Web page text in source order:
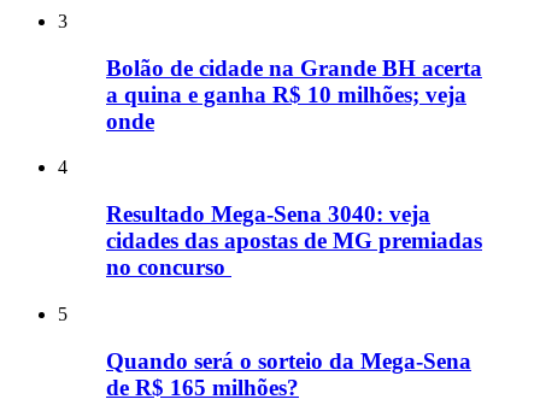
3
Bolão de cidade na Grande BH acerta
a quina e ganha R$ 10 milhões; veja
onde
4
Resultado Mega-Sena 3040: veja
cidades das apostas de MG premiadas
no concurso
5
Quando será o sorteio da Mega-Sena
de R$ 165 milhões?